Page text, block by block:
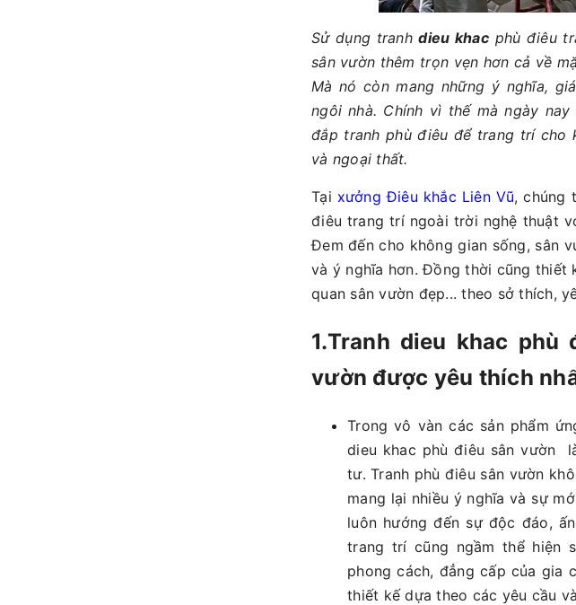
Sử dụng tranhdieu khacphù điêu
sân vườn thêm trọn vẹn hơn cả về
Mà nó còn mang những ý nghĩa,
ngôi nhà. Chính vì thế mà ngày
đắp tranh phù điêu để trang trí cho
và ngoại thất.
Tại xưởng Điêu khắc Liên Vũ, chúng
điêu trang trí ngoài trời nghệ thuật
Đem đến cho không gian sống, sân
và ý nghĩa hơn. Đồng thời cũng thiết
quan sân vườn đẹp... theo sở thích,
1.Tranh dieu khac
vườn được yêu thích
Trong vô vàn các sản phẩm
dieu khac phù điêu sân vườn
tư. Tranh phù điêu sân vườn
mang lại nhiều ý nghĩa và sự
luôn hướng đến sự độc đáo,
trang trí cũng ngầm thể hiện
phong cách, đẳng cấp của gia
thiết kế dựa theo các yêu cầu